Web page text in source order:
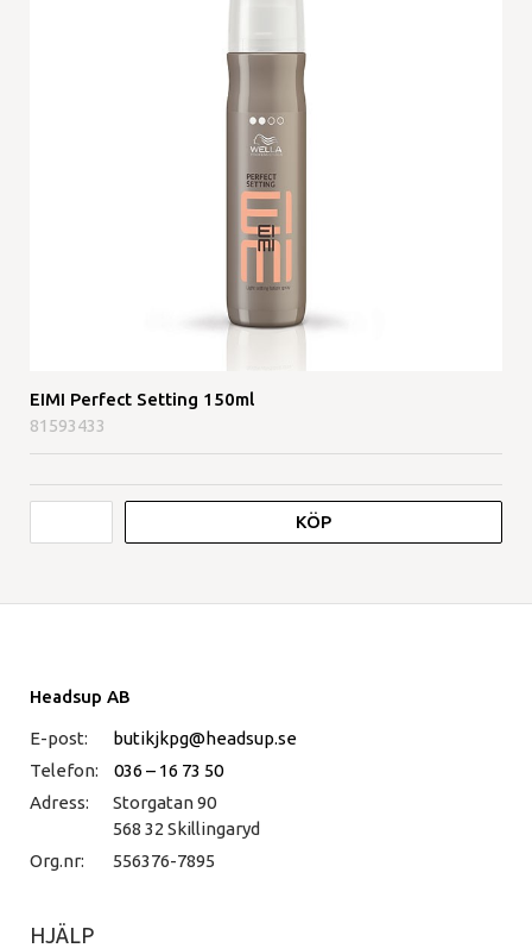
EIMI Perfect Setting 150ml
81593433
KÖP
Headsup AB
E-post:
butikjkpg@headsup.se
Telefon:
036 – 16 73 50
Adress:
Storgatan 90
568 32 Skillingaryd
Org.nr:
556376-7895
HJÄLP